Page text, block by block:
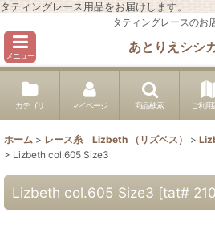
タティングレース用品をお届けします。
タティングレースのお
メニュー
あとりえシシ
カテゴリ マイページ 商品検索 ご利用
ホーム > レース糸 Lizbeth （リズベス） >
> Lizbeth col.605 Size3
Lizbeth col.605 Size3 [tat#